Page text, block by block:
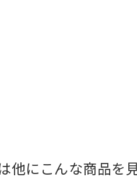
他にこんな商品を